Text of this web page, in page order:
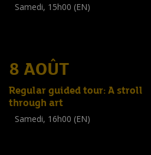
Samedi, 15h00 (EN)
8 AOÛT
Regular guided tour: A stroll
through art
Samedi, 16h00 (EN)